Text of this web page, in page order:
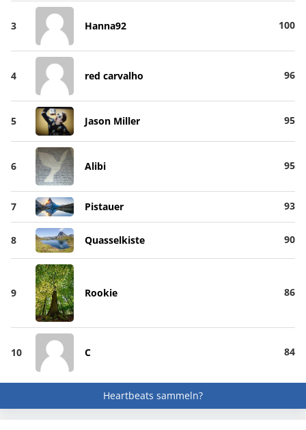
3 Hanna92 100
4 red carvalho 96
5 Jason Miller 95
6 Alibi 95
7 Pistauer 93
8 Quasselkiste 90
9 Rookie 86
10 C 84
Heartbeats sammeln?